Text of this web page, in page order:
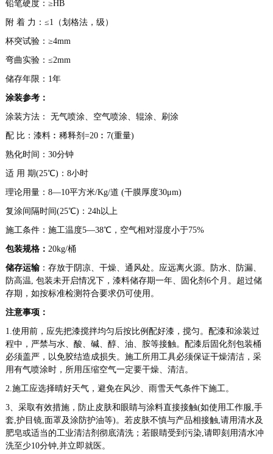
铅笔硬度：≥HB
附 着 力：≤1（划格法，级）
杯突试验：≥4mm
弯曲实验：≤2mm
储存年限：1年
涂装参考：
涂装方法： 无气喷涂、空气喷涂、辊涂、刷涂
配 比：漆料︰稀释剂=20︰7(重量)
熟化时间：30分钟
适 用 期(25℃)：8小时
理论用量：8—10平方米/Kg/道 (干膜厚度30μm)
复涂间隔时间(25℃)：24h以上
施工条件：施工温度5—38℃，空气相对湿度小于75%
包装规格： 20kg/桶
储存运输：存放于阴凉、干燥、通风处。应远离火源。防水、防漏、
防高温, 包装未开启情况下，漆料储存期一年、固化剂6个月。超过储
存期，如按标准检测符合要求仍可使用。
注意事项：
1.使用前，应先把漆搅拌均匀后按比例配好漆，搅匀。配漆和涂装过
程中，严禁与水、酸、碱、醇、油、胺等接触。配漆后固化剂包装桶
必须盖严，以免胶结造成损失。施工所用工具必须保证干燥清洁，采
用有气喷涂时，所用压缩空气一定要干燥、清洁。
2.施工应选择晴好天气，避免在风沙、雨雪天气条件下施工。
3、采取有效措施，防止皮肤和眼睛与涂料直接接触(如使用工作服,手
套,护目镜,面罩及涂防护油等)。若皮肤不慎与产品相接触,请用清水及
肥皂或适当的工业清洁剂彻底清洗；若眼睛受到污染,请即刻用清水冲
洗至少10分钟,并立即就医。